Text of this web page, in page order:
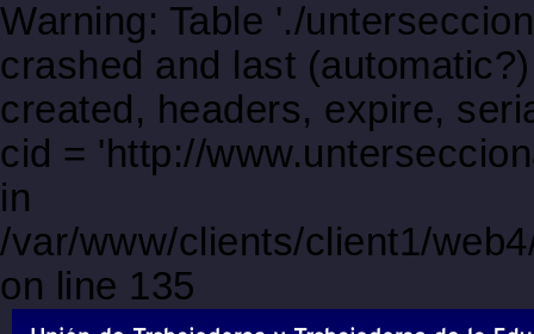
Warning: Table './
crashed and last
created, headers, expire,
cid = 'http://
in
/var/www/clients/client1/
on line 135